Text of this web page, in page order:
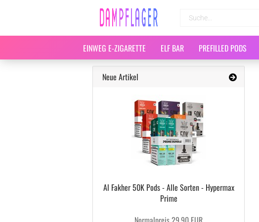
EINWEG E-ZIGARETTE ELF BAR PREFILLED PODS
Neue Artikel
Al Fakher 50K Pods - Alle Sorten - Hypermax
Prime